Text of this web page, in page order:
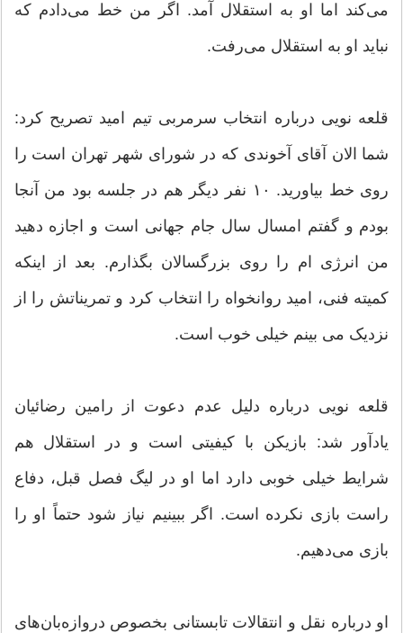
می‌کند اما او به استقلال آمد. اگر من خط می‌دادم که
نباید او به استقلال می‌رفت.
قلعه نویی درباره انتخاب سرمربی تیم امید تصریح کرد:
شما الان آقای آخوندی که در شورای شهر تهران است را
روی خط بیاورید. ۱۰ نفر دیگر هم در جلسه بود من آنجا
بودم و گفتم امسال سال جام جهانی است و اجازه دهید
من انرژی ام را روی بزرگسالان بگذارم. بعد از اینکه
کمیته فنی، امید روانخواه را انتخاب کرد و تمریناتش را از
نزدیک می‌ بینم خیلی خوب است.
قلعه نویی درباره دلیل عدم دعوت از رامین رضائیان
یادآور شد: بازیکن با کیفیتی است و در استقلال هم
شرایط خیلی خوبی دارد اما او در لیگ فصل قبل، دفاع
راست بازی نکرده است. اگر ببینیم نیاز شود حتماً او را
بازی می‌دهیم.
او درباره نقل و انتقالات تابستانی بخصوص دروازه‌بان‌های